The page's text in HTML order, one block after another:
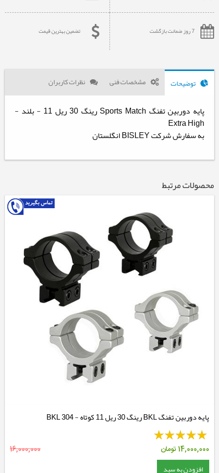
7 روز ضمانت بازگشت تضمین بهترین قیمت
توضیحات مشخصات فنی نظرات کاربران
پایه دوربین تفنگ Sports Match رینگ 30 ریل 11 - بلند -
Extra High
به سفارش شرکت BISLEY انگلستان
محصولات مرتبط
پایه دوربین تفنگ BKL رینگ 30 ریل 11 کوتاه - BKL 304
14,000,000 تومان 16,000,000
افزودن به سبد